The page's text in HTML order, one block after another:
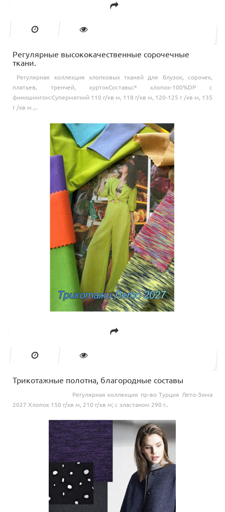
Регулярные высококачественные сорочечные
ткани.
Регулярная коллекция хлопковых тканей для блузок, сорочек,
платьев, тренчей, куртокСоставы:* хлопок-100%DP с
финишингом:Супермягкий 110 г/кв м, 118 г/кв м, 120-125 г /кв м, 135
г /кв м ,..
Трикотажные полотна, благородные составы
Регулярная коллекция пр-во Турция Лето-Зима
2027 Хлопок 150 г/кв м, 210 г/кв м; с эластаном 290 г..